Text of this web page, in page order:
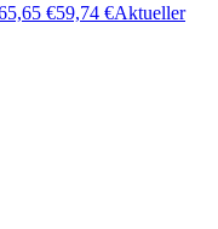
€59,74 €Aktueller